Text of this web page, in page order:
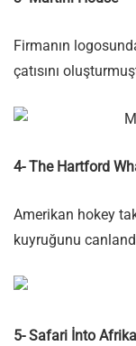
Firmanın
çatısını
4- The Hartford
Amerikan hokey
kuyruğunu
5- Safari İnto Afrika